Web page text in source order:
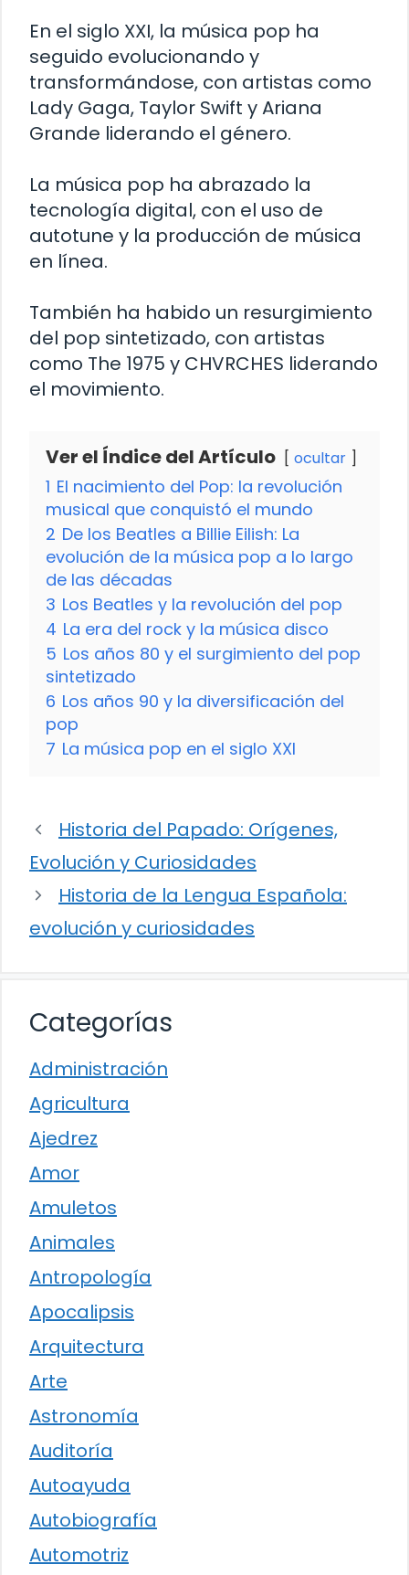
En el siglo XXI, la música pop ha
seguido evolucionando y
transformándose, con artistas como
Lady Gaga, Taylor Swift y Ariana
Grande liderando el género.
La música pop ha abrazado la
tecnología digital, con el uso de
autotune y la producción de música
en línea.
También ha habido un resurgimiento
del pop sintetizado, con artistas
como The 1975 y CHVRCHES liderando
el movimiento.
Ver el Índice del Artículo ocultar
1 El nacimiento del Pop: la revolución
musical que conquistó el mundo
2 De los Beatles a Billie Eilish: La
evolución de la música pop a lo largo
de las décadas
3 Los Beatles y la revolución del pop
4 La era del rock y la música disco
5 Los años 80 y el surgimiento del pop
sintetizado
6 Los años 90 y la diversificación del
pop
7 La música pop en el siglo XXI
Historia del Papado: Orígenes,
Evolución y Curiosidades
Historia de la Lengua Española:
evolución y curiosidades
Categorías
Administración
Agricultura
Ajedrez
Amor
Amuletos
Animales
Antropología
Apocalipsis
Arquitectura
Arte
Astronomía
Auditoría
Autoayuda
Autobiografía
Automotriz